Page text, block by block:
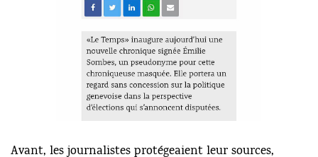
Commentaire
Nom*
Avant, les journalistes protégeaient leur sources,